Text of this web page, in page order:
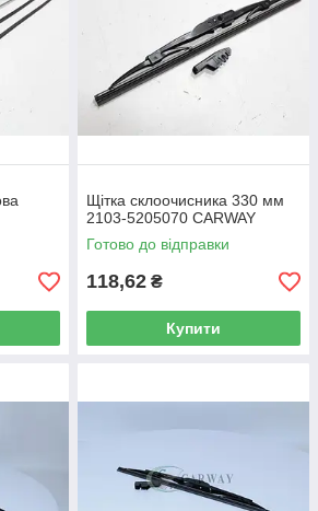
Щітка склоочисника 330 мм
2103-5205070 CARWAY
Готово до відправки
118,62 ₴
Купити